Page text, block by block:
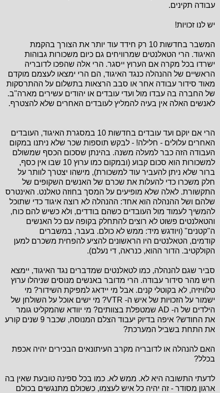
עבודה תקינים.
יש לנו זכויות!
המשבר בחדשות 10 רק חידד עוד יותר את הצורך בהקמת
האיגוד. הרי הטאלנטים שמרוויחים גם כיום משכורות גבוהות
ישרדו בכל מקרה אם הערוץ ייסגר. הרי אלה שהפכו לדובריה
הראשיים של ההנהלה כנגד האיגוד, הם הרי ימצאו לעצמם מוקדם
מאוד סידור עבודה אחר או סבב הרצאות בתשלום על ההתרסקות
של החברה בה עבדו מול ועדי עובדים או יהודים עשירים מארה"ב.
לאנשים האלה אין בעיה להמליץ לעובדים האחרים שלא להצטרף.
הרי אם יוקם ועד עובדים בחדשות 10 במסגרת האיגוד, העובדים
האחרים עלולים - חלילה! - לבקש תוספות שכר שלא ניתנו במקום
העבודה הזה כבר למעלה משנה. בהינתן שסכום הכסף שמשולם
למשכורות הוא סכום קבוע (ובמקום כמו ערוץ 10 שבו אין כסף,
ברור שלא ניתן להעביר עוד למשכורת), מישהו יצטרך לוותר על
חלק משכרו כדי להעלות את שכרם של האנשים השקופים של
התקשורת. לאלה שלא מופיעים על המסך בחוזה טאלנט. האינטרס
שלהם ושל ההנהלה הוא אחד: ההנהלה לא רוצה איגוד כדי שתוכל
להמשיך לעמוד מול העובדים כשהם בודדים, ולא כשיש להם כוח,
והטאלנטים פשוט לא רוצים להתחלק בקופה עם כל האנשים
ה"קטנים" (ויודגש מיד: ממש לא כולם. בעבר, במשברים
קודמים, הטאלנטים היו הראשונים להציע להפחית משכרם למען
הקולקטיב. הדור ההוא, כנראה, די נעלם).
סביר שגם להנהלה, כמו לטאלנטים שמדברים נגד האיגוד, יימצא
חיש מהר סידור עבודה. הרי מדובר באנשים מנוסים שניהלו ערוץ
טלוויזיה, לא בקוטלי קנים. אבל מי יידאג למפיקת השידור? מי
ישמור על הזכויות של איש ה- VTR? מי ישים אוכל על השולחן של
הילדים של ה- AD שמטפלת בצוותים? מי יוודא שהמקליט גומר
את החודש? איפה בדיוק יעבוד הצלם המנוסה, שכבר 9 שנים קורע
את התחת בשביל המערכת?
האם להנהלה או לדובריה מקרב העיתונאים הבכירים יהיה אכפת
בכלל?
לדעתי התשובה היא לא. ממש לא. כמו בכל ספינה טובעת שאין בה
ארגון מסודר - זה יהיה כל איש לעצמו, כשכולם מתנגשים בכולם